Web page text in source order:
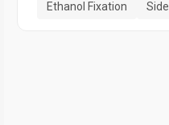
Ethanol Fixation